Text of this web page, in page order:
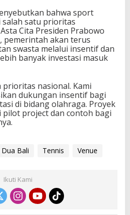
bahwa sport
satu prioritas
Cita Presiden Prabowo
pemerintah akan terus
swasta melalui insentif dan
banyak investasi masuk
nasional. Kami
dukungan insentif bagi
di bidang olahraga. Proyek
pilot project dan contoh bagi
Bali Tennis Venue
Ikuti Kami